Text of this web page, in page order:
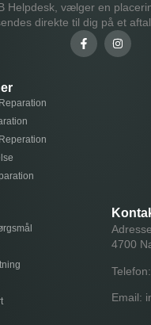
Helpdesk, vælger en
direkte til dig på et
4700
Telefon:
Email: